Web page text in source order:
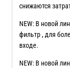
снижаются
NEW: В новой
фильтр , для
входе.
NEW: В новой